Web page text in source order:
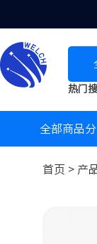
热门搜
全部商品
首页 > 产